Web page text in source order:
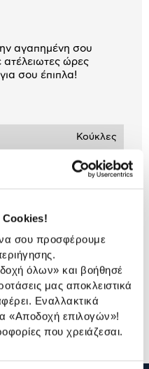
Cookies!
σου προσφέρουμε
όλων» και βοήθησέ
μας αποκλειστικά
Εναλλακτικά
«Αποδοχή επιλογών»!
που χρειάζεσαι.
αγαπημένη σου
ώρες
σου έπιπλα!
Κούκλες
3 ετών +